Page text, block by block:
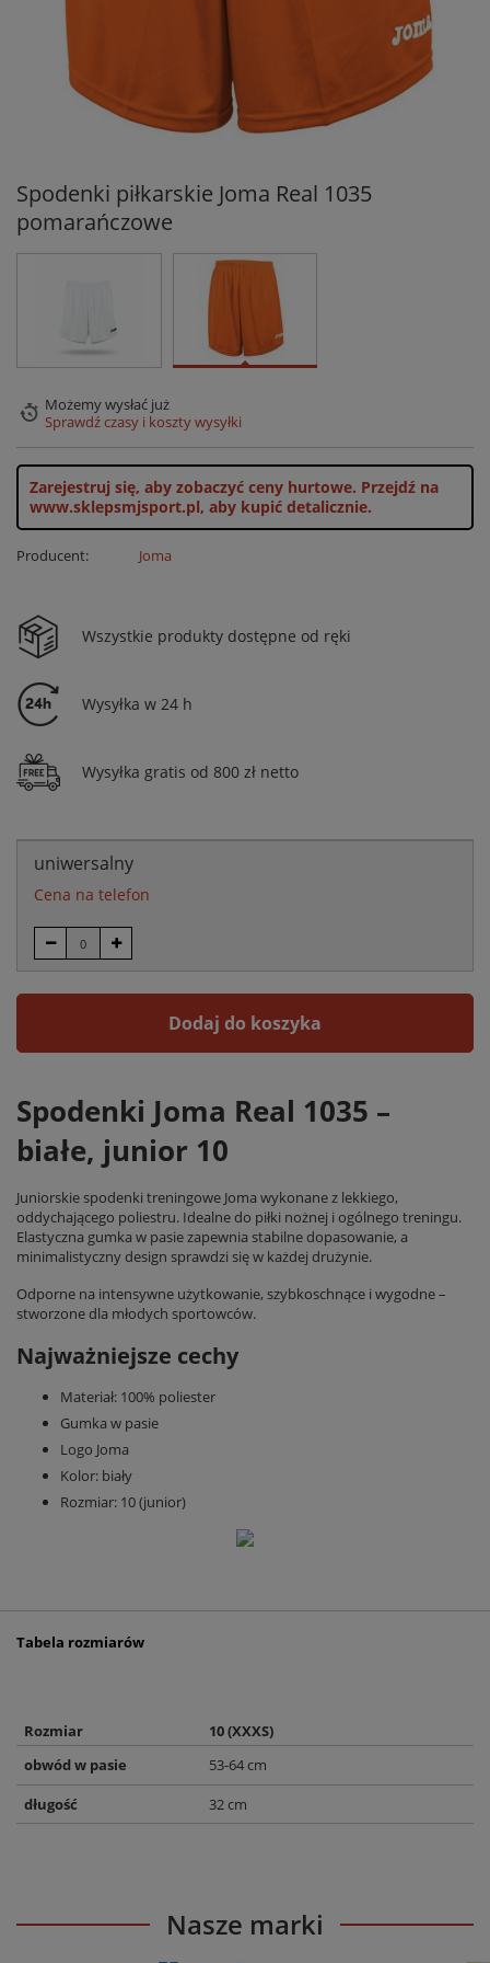
Spodenki piłkarskie Joma Real 1035
pomarańczowe
Możemy wysłać już
Sprawdź czasy i koszty wysyłki
Zarejestruj się, aby zobaczyć ceny hurtowe. Przejdź na
www.sklepsmjsport.pl, aby kupić detalicznie.
Producent: Joma
Wszystkie produkty dostępne od ręki
Wysyłka w 24 h
Wysyłka gratis od 800 zł netto
uniwersalny
Cena na telefon
Dodaj do koszyka
Spodenki Joma Real 1035 –
białe, junior 10
Juniorskie spodenki treningowe Joma wykonane z lekkiego,
oddychającego poliestru. Idealne do piłki nożnej i ogólnego treningu.
Elastyczna gumka w pasie zapewnia stabilne dopasowanie, a
minimalistyczny design sprawdzi się w każdej drużynie.
Odporne na intensywne użytkowanie, szybkoschnące i wygodne –
stworzone dla młodych sportowców.
Najważniejsze cechy
Materiał: 100% poliester
Gumka w pasie
Logo Joma
Kolor: biały
Rozmiar: 10 (junior)
Tabela rozmiarów
Rozmiar
10 (XXXS)
obwód w pasie
53-64 cm
długość
32 cm
Nasze marki